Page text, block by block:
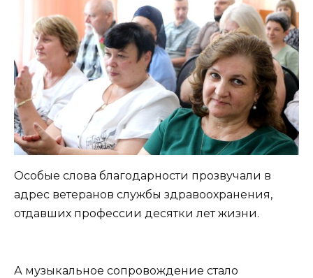
Особые слова благодарности прозвучали в
адрес ветеранов службы здравоохранения,
отдавших профессии десятки лет жизни.
А музыкальное сопровождение стало